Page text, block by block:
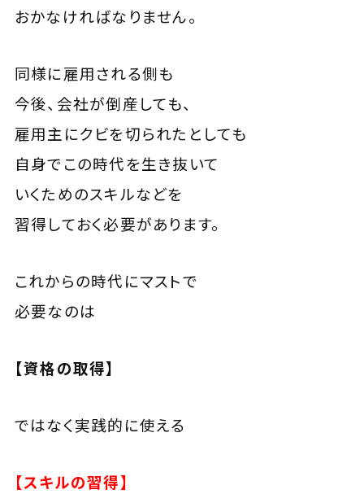
おかなければなりません。
同様に雇用される側も
今後、会社が倒産しても、
雇用主にクビを切られたとしても
自身でこの時代を生き抜いて
いくためのスキルなどを
習得しておく必要があります。
これからの時代にマストで
必要なのは
【資格の取得】
ではなく実践的に使える
【スキルの習得】